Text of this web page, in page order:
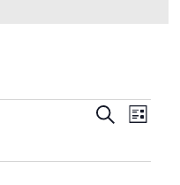
E
v
S
E
v
L
s